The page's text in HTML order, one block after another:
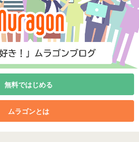
無料ではじめる
ムラゴンとは